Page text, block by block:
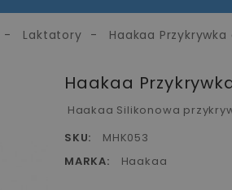
Laktatory Haakaa
Haakaa
Haakaa Silikonowa
SKU:
MHK053
MARKA:
Haakaa